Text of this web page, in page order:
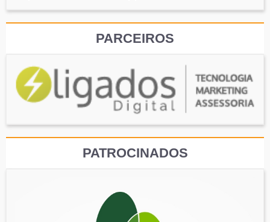
PARCEIROS
PATROCINADOS